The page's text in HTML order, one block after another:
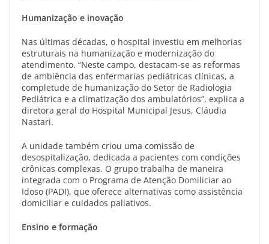
Humanização e inovação
Nas últimas décadas, o hospital investiu em melhorias
estruturais na humanização e modernização do
atendimento. “Neste campo, destacam-se as reformas
de ambiência das enfermarias pediátricas clínicas, a
completude de humanização do Setor de Radiologia
Pediátrica e a climatização dos ambulatórios”, explica a
diretora geral do Hospital Municipal Jesus, Cláudia
Nastari.
A unidade também criou uma comissão de
desospitalização, dedicada a pacientes com condições
crônicas complexas. O grupo trabalha de maneira
integrada com o Programa de Atenção Domiliciar ao
Idoso (PADI), que oferece alternativas como assistência
domiciliar e cuidados paliativos.
Ensino e formação